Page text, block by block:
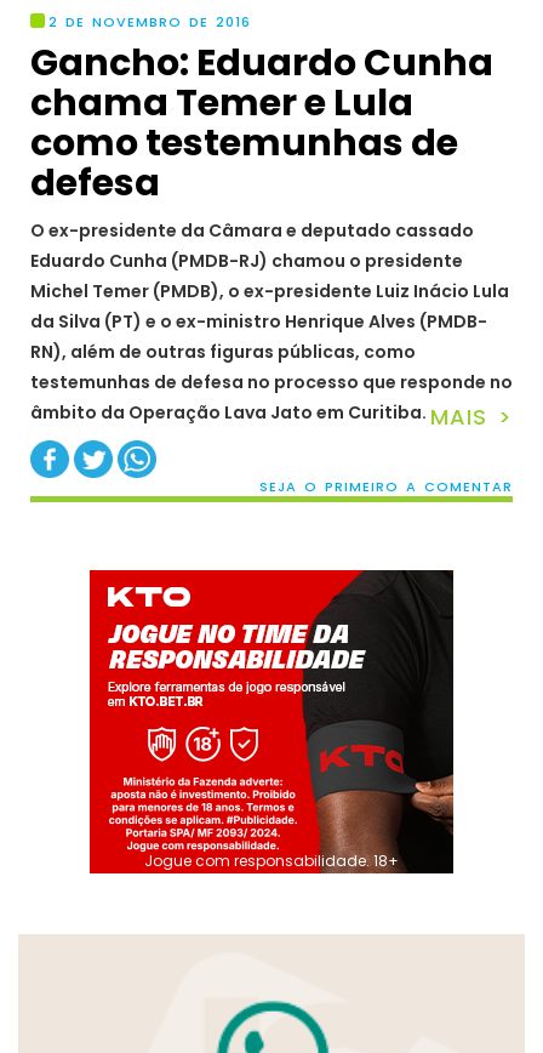
2 DE NOVEMBRO DE 2016
Gancho: Eduardo Cunha
chama Temer e Lula
como testemunhas de
defesa
O ex-presidente da Câmara e deputado cassado
Eduardo Cunha (PMDB-RJ) chamou o presidente
Michel Temer (PMDB), o ex-presidente Luiz Inácio Lula
da Silva (PT) e o ex-ministro Henrique Alves (PMDB-
RN), além de outras figuras públicas, como
testemunhas de defesa no processo que responde no
âmbito da Operação Lava Jato em Curitiba. MAIS >
SEJA O PRIMEIRO A COMENTAR
Jogue com responsabilidade. 18+